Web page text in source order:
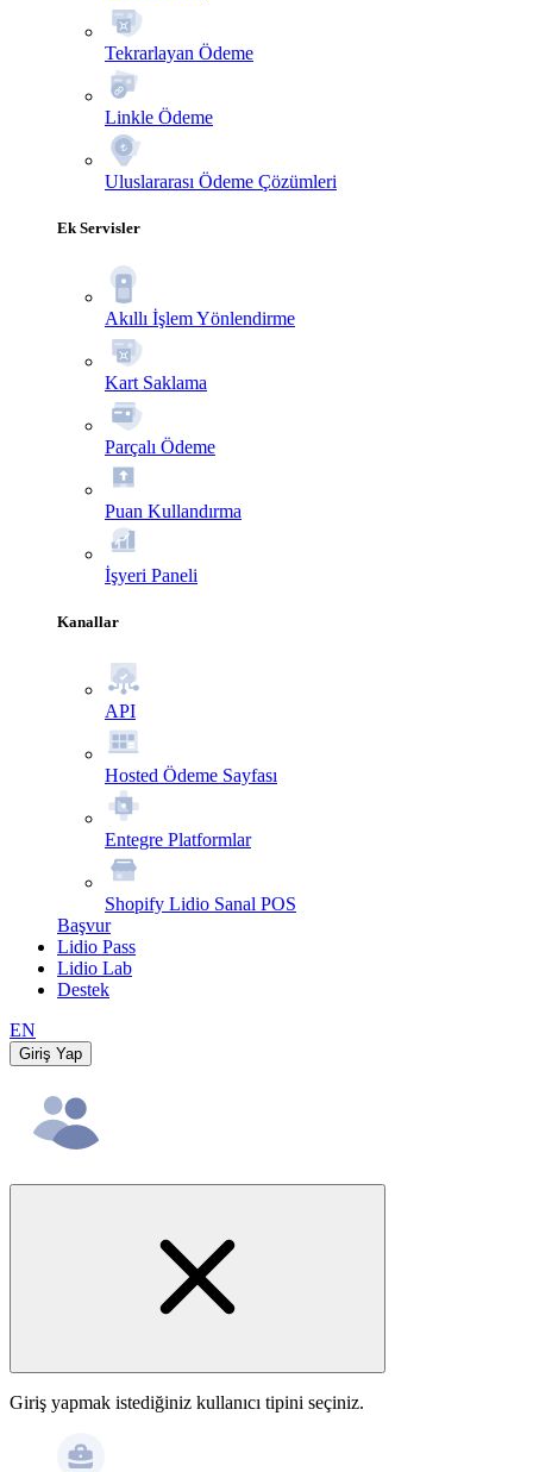
Tekrarlayan Ödeme
Linkle Ödeme
Uluslararası Ödeme Çözümleri
Ek Servisler
Akıllı İşlem Yönlendirme
Kart Saklama
Parçalı Ödeme
Puan Kullandırma
İşyeri Paneli
Kanallar
API
Hosted Ödeme Sayfası
Entegre Platformlar
Shopify Lidio Sanal POS
Başvur
Lidio Pass
Lidio Lab
Destek
EN
Giriş Yap
Giriş yapmak istediğiniz kullanıcı tipini seçiniz.